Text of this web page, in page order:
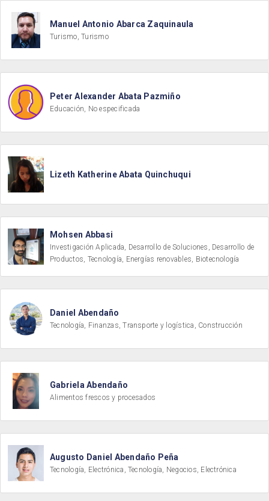
Manuel Antonio Abarca Zaquinaula
Turismo, Turismo
Peter Alexander Abata Pazmiño
Educación, No especificada
Lizeth Katherine Abata Quinchuqui
Mohsen Abbasi
Investigación Aplicada, Desarrollo de Soluciones, Desarrollo de
Productos, Tecnología, Energías renovables, Biotecnología
Daniel Abendaño
Tecnología, Finanzas, Transporte y logística, Construcción
Gabriela Abendaño
Alimentos frescos y procesados
Augusto Daniel Abendaño Peña
Tecnología, Electrónica, Tecnología, Negocios, Electrónica